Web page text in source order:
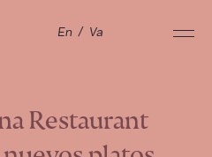
En / Va
Restaurant
platos